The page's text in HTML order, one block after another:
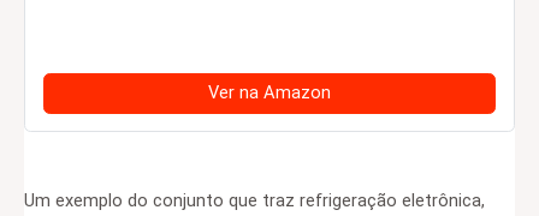
Ver na Amazon
Um exemplo do conjunto que traz refrigeração eletrônica,